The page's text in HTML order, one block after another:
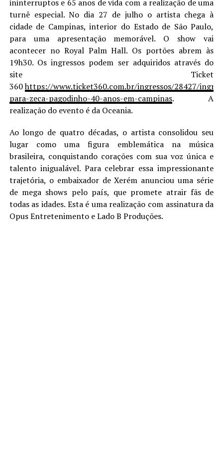
ininterruptos e 65 anos de vida com a realização de uma
turnê especial. No dia 27 de julho o artista chega à
cidade de Campinas, interior do Estado de São Paulo,
para uma apresentação memorável. O show vai
acontecer no Royal Palm Hall. Os portões abrem às
19h30. Os ingressos podem ser adquiridos através do
site Ticket
360https://www.ticket360.com.br/ingressos/28427/
para-zeca-pagodinho-40-anos-em-campinas. A
realização do evento é da Oceania.
Ao longo de quatro décadas, o artista consolidou seu
lugar como uma figura emblemática na música
brasileira, conquistando corações com sua voz única e
talento inigualável. Para celebrar essa impressionante
trajetória, o embaixador de Xerém anunciou uma série
de mega shows pelo país, que promete atrair fãs de
todas as idades. Esta é uma realização com assinatura da
Opus Entretenimento e Lado B Produções.